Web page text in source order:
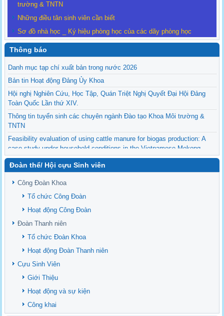
trường & TNTN
Những điều tân sinh viên cần biết
Sơ đồ nhà học _ Ký hiệu phòng học của các dãy phòng học
Thông báo
Danh mục tạp chí xuất bản trong nước 2026
Bản tin Hoạt động Đảng Ủy Khoa
Hội nghị Nghiên Cứu, Học Tập, Quán Triệt Nghị Quyết Đại Hội Đảng
Toàn Quốc Lần thứ XIV.
Thông tin tuyển sinh các chuyên ngành Đào tạo Khoa Môi trường &
TNTN
Feasibility evaluation of using cattle manure for biogas production: A
case study under household conditions in the Vietnamese Mekong
Delta
Sediment properties in flood-based farming systems in the Vietnamese
upstream Mekong Delta
Danh mục tạp chí xuất bản Quốc Tế 2026
Danh Mục các Đề Tài NCKH cấp Tỉnh năm 2024
Văn bản - Quy định
Ban chấp hành Đảng bộ khoa
Đoàn thể/ Hội cựu Sinh viên
Công Đoàn Khoa
Tổ chức Công Đoàn
Hoạt động Công Đoàn
Đoàn Thanh niên
Tổ chức Đoàn Khoa
Hoạt động Đoàn Thanh niên
Cựu Sinh Viên
Giới Thiệu
Hoạt động và sự kiện
Công khai